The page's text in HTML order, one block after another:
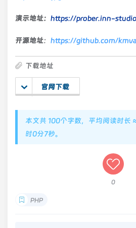
演示地址： https://prober.inn-
开源地址： https://github.com/
下载地址
官网下载
本文共 100个字数，平均阅读时长
时0分7秒。
0
PHP